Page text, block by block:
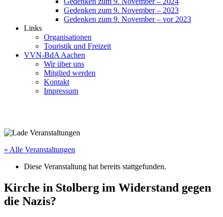
Gedenken zum 9. November – 2023
Gedenken zum 9. November – vor 2023
Links
Organisationen
Touristik und Freizeit
VVN-BdA Aachen
Wir über uns
Mitglied werden
Kontakt
Impressum
« Alle Veranstaltungen
Diese Veranstaltung hat bereits stattgefunden.
Kirche in Stolberg im Widerstand gegen
die Nazis?